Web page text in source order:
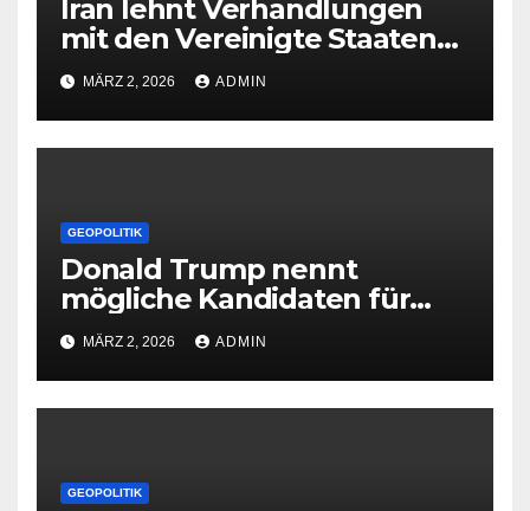
Iran lehnt Verhandlungen
mit den Vereinigte Staaten
abMÄRZ 2, 2026 ADMIN
GEOPOLITIK
Donald Trump nennt
mögliche Kandidaten für
Irans Führung
MÄRZ 2, 2026 ADMIN
GEOPOLITIK